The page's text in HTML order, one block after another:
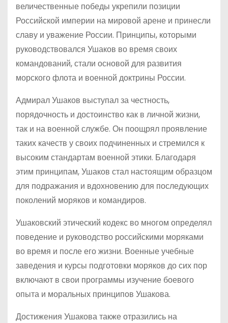
величественные победы укрепили позиции
Российской империи на мировой арене и принесли
славу и уважение России. Принципы, которыми
руководствовался Ушаков во время своих
командований, стали основой для развития
морского флота и военной доктрины России.
Адмирал Ушаков выступал за честность,
порядочность и достоинство как в личной жизни,
так и на военной службе. Он поощрял проявление
таких качеств у своих подчиненных и стремился к
высоким стандартам военной этики. Благодаря
этим принципам, Ушаков стал настоящим образцом
для подражания и вдохновению для последующих
поколений моряков и командиров.
Ушаковский этический кодекс во многом определял
поведение и руководство российскими моряками
во время и после его жизни. Военные учебные
заведения и курсы подготовки моряков до сих пор
включают в свои программы изучение боевого
опыта и моральных принципов Ушакова.
Достижения Ушакова также отразились на